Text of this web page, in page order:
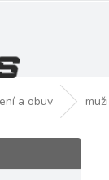
a obuv muži